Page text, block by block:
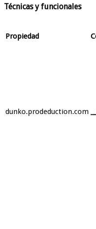
Técnicas y funcionales
Propiedad
dunko.prodeduction.com